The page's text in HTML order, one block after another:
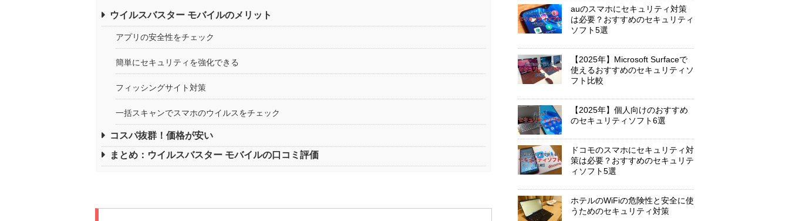
ウイルスバスター モバイルのメリット
アプリの安全性をチェック
簡単にセキュリティを強化できる
フィッシングサイト対策
一括スキャンでスマホのウイルスをチェック
コスパ抜群！価格が安い
まとめ：ウイルスバスター モバイルの口コミ評価
auのスマホにセキュリティ対策
は必要？おすすめのセキュリティ
ソフト5選
【2025年】Microsoft Surfaceで
使えるおすすめのセキュリティソ
フト比較
【2025年】個人向けのおすすめ
のセキュリティソフト6選
ドコモのスマホにセキュリティ対
策は必要？おすすめのセキュリテ
ィソフト5選
ホテルのWiFiの危険性と安全に使
うためのセキュリティ対策